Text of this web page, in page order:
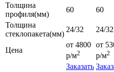
Толщина
профиля(мм)
60 60
Толщина
стеклопакета(мм)
24/32 24/32
Цена
от 4800
р/м2
от
р/м2
Заказать